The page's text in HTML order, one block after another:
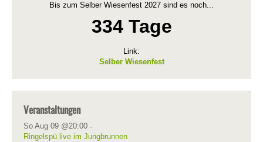
Bis zum Selber Wiesenfest 2027 sind es noch...
334 Tage
Link:
Selber Wiesenfest
Veranstaltungen
So Aug 09 @20:00 -
Ringelspü live im Jungbrunnen